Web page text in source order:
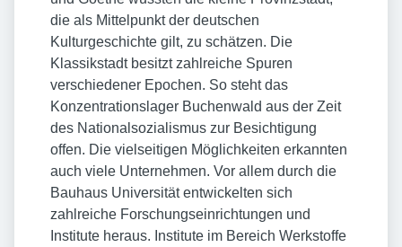
die als Mittelpunkt der deutschen
Kulturgeschichte gilt, zu schätzen. Die
Klassikstadt besitzt zahlreiche Spuren
verschiedener Epochen. So steht das
Konzentrationslager Buchenwald aus der Zeit
des Nationalsozialismus zur Besichtigung
offen. Die vielseitigen Möglichkeiten erkannten
auch viele Unternehmen. Vor allem durch die
Bauhaus Universität entwickelten sich
zahlreiche Forschungseinrichtungen und
Institute heraus. Institute im Bereich Werkstoffe